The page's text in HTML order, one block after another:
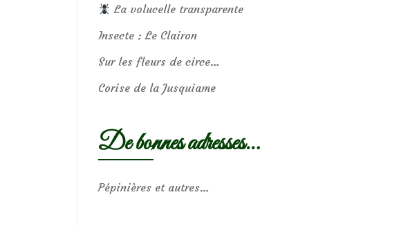
La volucelle transparente
Insecte : Le Clairon
Sur les fleurs de circe…
Corise de la Jusquiame
De bonnes adresses…
Pépinières et autres…